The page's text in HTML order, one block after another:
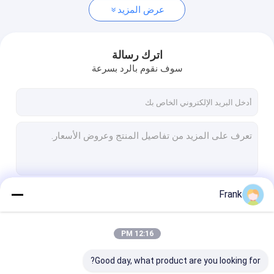
عرض المزيد
اترك رسالة
سوف نقوم بالرد بسرعة
Frank
12:16 PM
Good day, what product are you looking for?